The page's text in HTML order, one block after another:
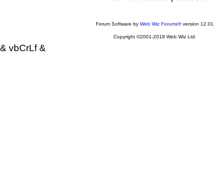
Forum Software by Web Wiz Forums®version 12.01
Copyright ©2001-2018 Web Wiz Ltd.
& vbCrLf &